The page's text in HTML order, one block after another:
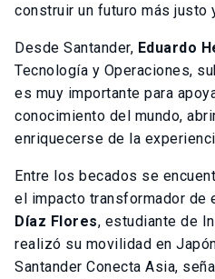
construir un futuro más justo
Desde Santander, Eduardo
Tecnología y Operaciones,
es muy importante para
conocimiento del mundo,
enriquecerse de la
Entre los becados se
el impacto transformador de
Díaz Flores, estudiante de
realizó su movilidad en
Santander Conecta Asia,